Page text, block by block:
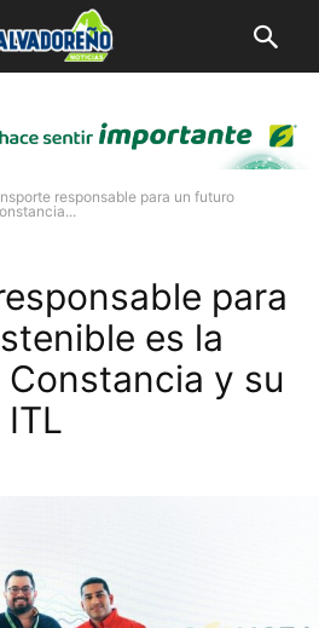
responsable para un futuro
para
es la
y su